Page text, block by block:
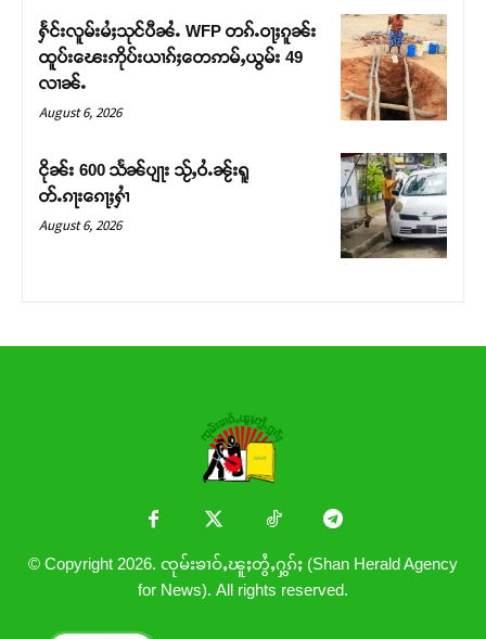
တႃႇႁႂ်ႈသဵင်ၵၢင်ၸႂ်ၵူၼ်းမိူင်း ၵူႈတီႈၵူႈလႅၼ်ပေႃးတေၸွ
တ်ႇ တူဝ်ႈလုမ်ႈၾႃႉၼၼ်ႉ ၶဝ်ႈႁူမ်ႈၵမ်ႉထႅမ် ၸုမ်းၶၢ
ဝ်ႇၽူႈတွႆႇႁွၵ်ႈ လႆႈယူႇၶႃႈဢေႃႈ။
ႁႅင်းလူမ်းမႆႈသုင်ပီၼႆႉ WFP တၵ်ႉဝႃႈၵူၼ်း
ထူပ်းၽေးဢိုပ်းယၢၵ်ႈတေဢမ်ႇယွမ်း 49
လၢၼ်ႉ
August 6, 2026
ငိုၼ်း 600 သႅၼ်ပျႃး သႂ်ႇဝႆႉၼႂ်းရူ
တ်ႉၵႃးၵေႃႈႁၢႆ
August 6, 2026
© Copyright 2026. ၸုမ်းၶၢဝ်ႇၽူႈတွႆႇႁွၵ်ႈ (Shan Herald Agency
for News). All rights reserved.